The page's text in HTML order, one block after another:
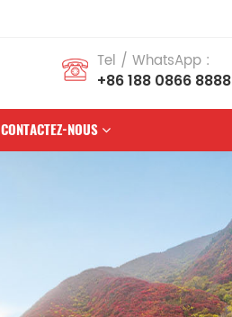
Tel / WhatsApp :
+86 188 0866 8888
CONTACTEZ-NOUS